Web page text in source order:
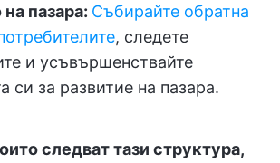
пазара: Събирайте обратна
, следете
и усъвършенствайте
си за развитие на пазара.
следват тази структура,